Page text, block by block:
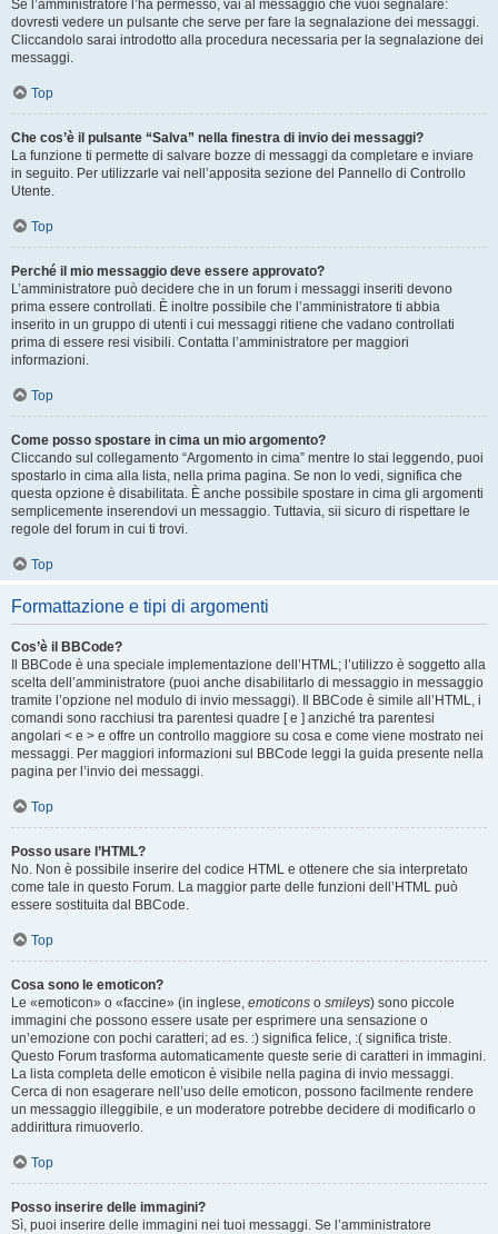
Se l’amministratore l’ha permesso, vai al messaggio che vuoi segnalare:
dovresti vedere un pulsante che serve per fare la segnalazione dei messaggi.
Cliccandolo sarai introdotto alla procedura necessaria per la segnalazione dei
messaggi.
Top
Che cos’è il pulsante “Salva” nella finestra di invio dei messaggi?
La funzione ti permette di salvare bozze di messaggi da completare e inviare
in seguito. Per utilizzarle vai nell’apposita sezione del Pannello di Controllo
Utente.
Top
Perché il mio messaggio deve essere approvato?
L’amministratore può decidere che in un forum i messaggi inseriti devono
prima essere controllati. È inoltre possibile che l’amministratore ti abbia
inserito in un gruppo di utenti i cui messaggi ritiene che vadano controllati
prima di essere resi visibili. Contatta l’amministratore per maggiori
informazioni.
Top
Come posso spostare in cima un mio argomento?
Cliccando sul collegamento “Argomento in cima” mentre lo stai leggendo, puoi
spostarlo in cima alla lista, nella prima pagina. Se non lo vedi, significa che
questa opzione è disabilitata. È anche possibile spostare in cima gli argomenti
semplicemente inserendovi un messaggio. Tuttavia, sii sicuro di rispettare le
regole del forum in cui ti trovi.
Top
Formattazione e tipi di argomenti
Cos’è il BBCode?
Il BBCode è una speciale implementazione dell’HTML; l’utilizzo è soggetto alla
scelta dell’amministratore (puoi anche disabilitarlo di messaggio in messaggio
tramite l’opzione nel modulo di invio messaggi). Il BBCode è simile all’HTML, i
comandi sono racchiusi tra parentesi quadre [ e ] anziché tra parentesi
angolari < e > e offre un controllo maggiore su cosa e come viene mostrato nei
messaggi. Per maggiori informazioni sul BBCode leggi la guida presente nella
pagina per l’invio dei messaggi.
Top
Posso usare l’HTML?
No. Non è possibile inserire del codice HTML e ottenere che sia interpretato
come tale in questo Forum. La maggior parte delle funzioni dell’HTML può
essere sostituita dal BBCode.
Top
Cosa sono le emoticon?
Le «emoticon» o «faccine» (in inglese, emoticons o smileys) sono piccole
immagini che possono essere usate per esprimere una sensazione o
un’emozione con pochi caratteri; ad es. :) significa felice, :( significa triste.
Questo Forum trasforma automaticamente queste serie di caratteri in immagini.
La lista completa delle emoticon è visibile nella pagina di invio messaggi.
Cerca di non esagerare nell’uso delle emoticon, possono facilmente rendere
un messaggio illeggibile, e un moderatore potrebbe decidere di modificarlo o
addirittura rimuoverlo.
Top
Posso inserire delle immagini?
Sì, puoi inserire delle immagini nei tuoi messaggi. Se l’amministratore